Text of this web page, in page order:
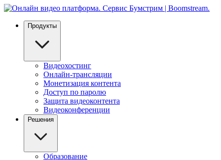
Продукты
Видеохостинг
Онлайн-трансляции
Монетизация контента
Доступ по паролю
Защита видеоконтента
Видеоконференции
Решения
Образование